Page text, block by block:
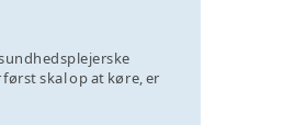
skal op at køre, er